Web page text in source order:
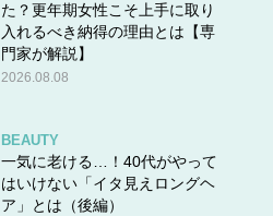
た？更年期女性こそ上手に取り
入れるべき納得の理由とは【専
門家が解説】
2026.08.08
BEAUTY
一気に老ける…！40代がやって
はいけない「イタ見えロングヘ
ア」とは（後編）